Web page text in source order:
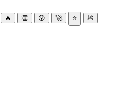
🔥 👏 😮 🚀 ⭐ 💩